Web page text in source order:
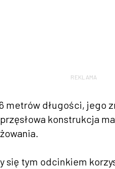
REKLAMA
metrów długości, jego
konstrukcja
się tym odcinkiem